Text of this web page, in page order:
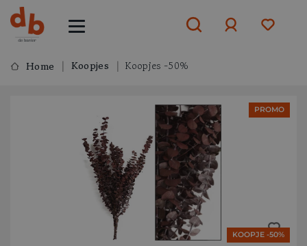
aanmelden
Home Koopjes Koopjes -50%
PROMO
KOOPJE -50%